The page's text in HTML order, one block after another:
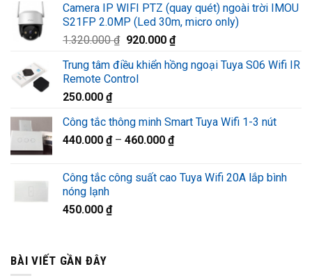
là:
1.580.000 ₫.
tại
là:
Camera IP WIFI PTZ (quay quét) ngoài trời IMOU
S21FP 2.0MP (Led 30m, micro only)
1.320.000₫ Giá
là:
1.320.000 ₫.
920.000 ₫Giá
tại
Trung tâm điều khiển hồng ngoại Tuya S06 Wifi IR
Remote Control
250.000 ₫
Công tắc thông minh Smart Tuya Wifi 1-3 nút
440.000 ₫– 460.000 ₫
Công tắc công suất cao Tuya Wifi 20A lắp bình
nóng lạnh
450.000 ₫
BÀI VIẾT GẦN ĐÂY